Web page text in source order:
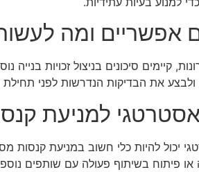
אפשריים ומה
קיימים סיכונים בניצול זכויות
ולבצע את הבדיקות הנדרשות לפני
אסטרטגי למניעת
יכול להיות כלי חשוב במניעת קנסות
או פיתוח בשיתוף פעולה עם שותפים